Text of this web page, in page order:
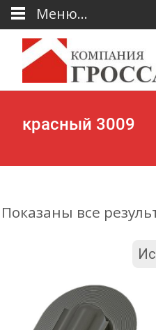
красный 3009
Показаны все
Меню...